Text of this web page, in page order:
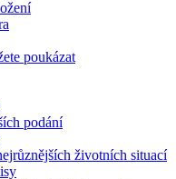
poukázat
podání
životních situací